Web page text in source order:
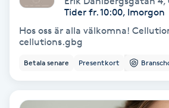
Bottenfärg
Brynformning
Tider fr. 10:00, Imorgon
Hos oss är alla välkomna!
cellutions.gbg
Betala senare Presentkort